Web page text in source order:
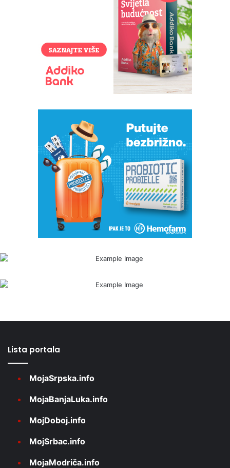
Lista portala
MojaSrpska.info
MojaBanjaLuka.info
MojDoboj.info
MojSrbac.info
MojaModriča.info